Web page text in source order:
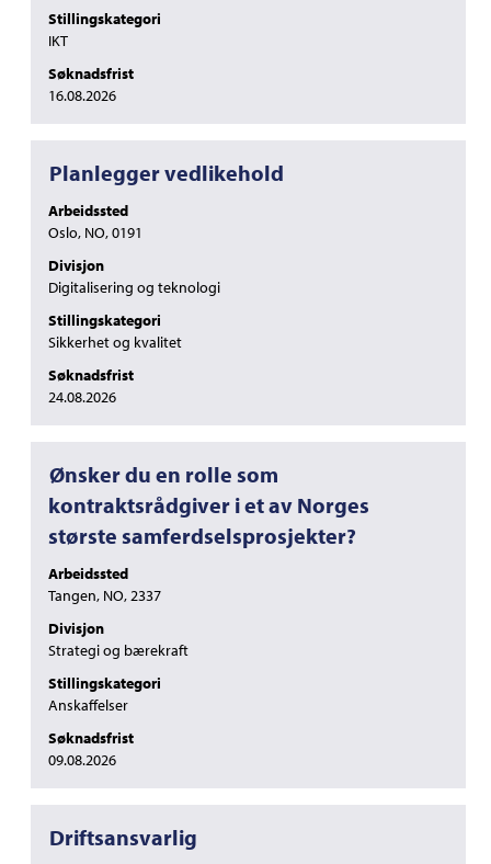
Stillingskategori
IKT
Søknadsfrist
16.08.2026
innholdet
i
Tittel
Planlegger vedlikehold
Arbeidssted
Oslo, NO, 0191
Divisjon
Digitalisering og teknologi
Stillingskategori
Sikkerhet og kvalitet
Søknadsfrist
24.08.2026
Velg
mellomromstasten
for
vise
det
fullstendige
innholdet
jobbinformasjonen.
Tittel
Ønsker du en rolle som
kontraktsrådgiver i et av Norges
største samferdselsprosjekter?
Arbeidssted
Tangen, NO, 2337
Divisjon
Strategi og bærekraft
Stillingskategori
Anskaffelser
Søknadsfrist
09.08.2026
Velg
mellomromstasten
for
vise
det
fullstendige
innholdet
jobbinformasjonen.
Tittel
Driftsansvarlig
Velg